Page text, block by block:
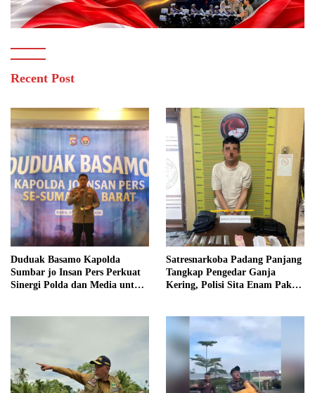
Recent Post
Duduak Basamo Kapolda
Sumbar jo Insan Pers Perkuat
Sinergi Polda dan Media untuk
Satresnarkoba Padang Panjang
Tangkap Pengedar Ganja
Kering, Polisi Sita Enam Paket